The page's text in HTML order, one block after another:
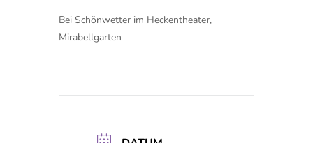
Bei Schönwetter im Heckentheater,
Mirabellgarten